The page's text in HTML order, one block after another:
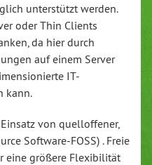
unterstützt werden.
oder Thin Clients
da hier durch
auf einem Server
IT-
kann.
von quelloffener,
Software-FOSS) . Freie
eine größere Flexibilität